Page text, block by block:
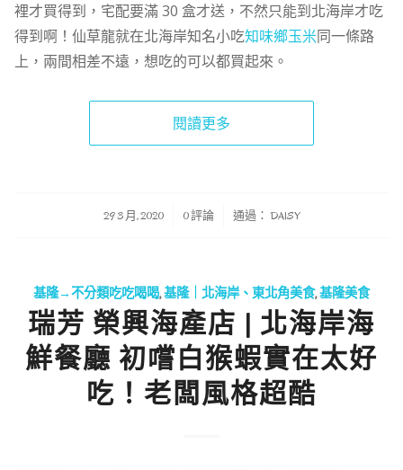
裡才買得到，宅配要滿 30 盒才送，不然只能到北海岸才吃
得到啊！仙草龍就在北海岸知名小吃知味鄉玉米同一條路
上，兩間相差不遠，想吃的可以都買起來。
閱讀更多
29 3 月, 2020
/ 0 評論 通過： DAISY
基隆→不分類吃吃喝喝,基隆｜北海岸、東北角美食,基隆美食
瑞芳 榮興海產店 | 北海岸海
鮮餐廳 初嚐白猴蝦實在太好
吃！老闆風格超酷